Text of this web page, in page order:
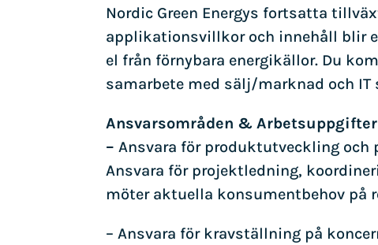
Nordic Green Energys fortsatta
applikationsvillkor och innehåll blir
el från förnybara energikällor. Du
samarbete med sälj/marknad och
Ansvarsområden & Arbetsuppgifter
–Ansvara för produktutveckling
Ansvara för projektledning,
möter aktuella konsumentbehov på
– Ansvara för kravställning på